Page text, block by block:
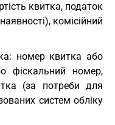
квитка, податок
комісійний
номер квитка або
фіскальний номер,
(за потреби для
систем обліку